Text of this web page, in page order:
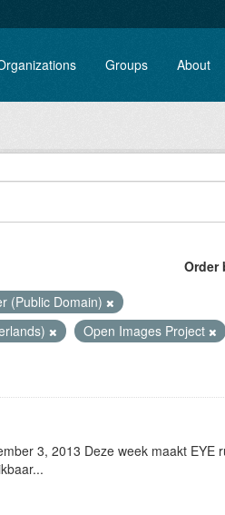
Groups About
Order
(Public Domain)
Open Images Project
3, 2013 Deze week maakt EYE